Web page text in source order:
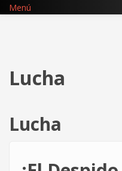
Pasar
Menú
Lucha
Lucha